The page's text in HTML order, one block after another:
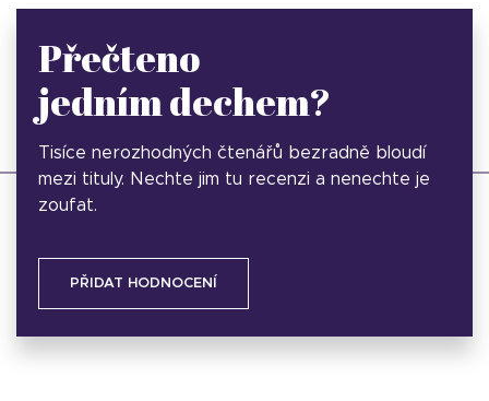
Přečteno
jedním dechem?
Tisíce nerozhodných čtenářů bezradně bloudí
mezi tituly. Nechte jim tu recenzi a nenechte je
zoufat.
PŘIDAT HODNOCENÍ